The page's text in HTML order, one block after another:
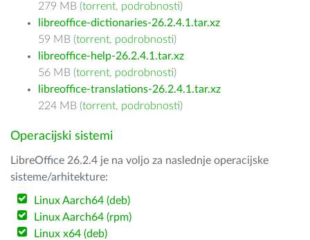
279 MB (torrent, podrobnosti)
libreoffice-dictionaries-26.2.4.1.tar.xz
59 MB (torrent, podrobnosti)
libreoffice-help-26.2.4.1.tar.xz
56 MB (torrent, podrobnosti)
libreoffice-translations-26.2.4.1.tar.xz
224 MB (torrent, podrobnosti)
Operacijski sistemi
LibreOffice 26.2.4 je na voljo za naslednje operacijske
sisteme/arhitekture:
Linux Aarch64 (deb)
Linux Aarch64 (rpm)
Linux x64 (deb)